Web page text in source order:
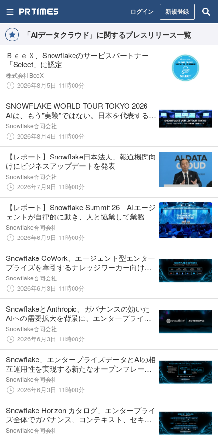
ログイン 新規登録
「AIデータクラウド」に関するプレスリリース一覧
ＢｅｅＸ、Snowflakeのサービスパートナー
「Select」に認定
株式会社BeeX
2026年8月5日 11時00分
SNOWFLAKE WORLD TOUR TOKYO 2026
AIは、もう"実験"ではない。日本を代表する
40社超が、"稼働中"のAIを語る2日間
Snowflake合同会社
2026年8月4日 11時00分
【レポート】Snowflake日本法人、報道機関向
けにビジネスアップデートを発表
Snowflake合同会社
2026年7月9日 11時00分
【レポート】Snowflake Summit 26 AIエージ
ェントが自律的に動き、人と協業して業務を
変革する「エージェンティック エンタープラ
イズ」の時代へ
Snowflake合同会社
2026年6月9日 11時00分
Snowflake CoWork、エージェント型エンター
プライズを牽引するナレッジワーカー向けパ
ーソナルAIエージェントへと進化
Snowflake合同会社
2026年6月3日 11時00分
SnowflakeとAnthropic、ガバナンスの効いた
AIへの需要拡大を背景に、エンタープライズ
AIの活用を加速
Snowflake合同会社
2026年6月3日 11時00分
Snowflake、エンタープライズデータとAIの相
互運用性を実現する新たなオープンフレーム
ワークを発表
Snowflake合同会社
2026年6月3日 11時00分
Snowflake Horizon カタログ、エンタープライ
ズ全体でガバナンス、コンテキスト、セキュ
リティを一元化し、信頼性の高いAIを強化
Snowflake合同会社